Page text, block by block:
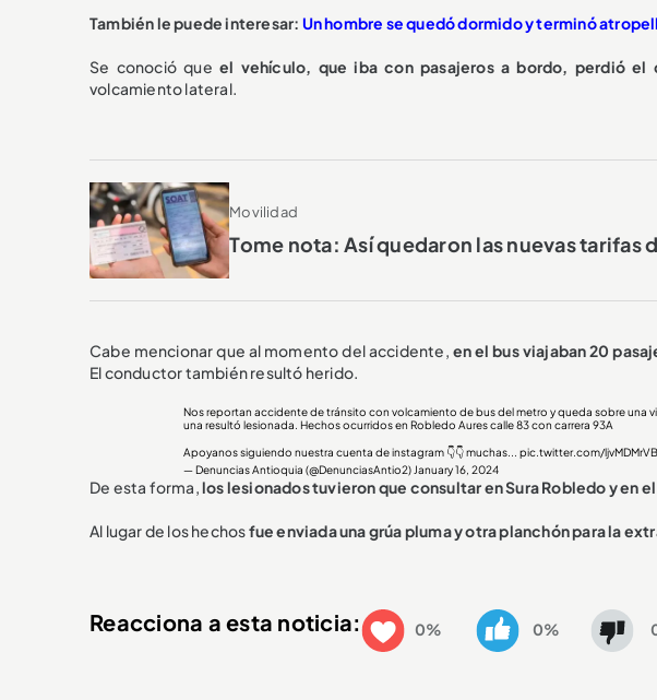
También le puede interesar: Un hombre se quedó dormido y terminó
Se conoció que el vehículo, que iba con pasajeros a bordo, perdió el
volcamiento lateral.
Movilidad
Tome nota: Así quedaron las nuevas tarifas
Cabe mencionar que al momento del accidente, en el bus viajaban 20
El conductor también resultó herido.
Nos reportan accidente de tránsito con volcamiento de bus del metro y queda sobre una
una resultó lesionada. Hechos ocurridos en Robledo Aures calle 83 con carrera 93A
Apoyanos siguiendo nuestra cuenta de instagram 👇👇 muchas... pic.twitter.com/
— Denuncias Antioquia (@DenunciasAntio2) January 16, 2024
De esta forma,los lesionados tuvieron que consultar en Sura Robledo y en
Al lugar de los hechosfue enviada una grúa pluma y otra planchón para la
Reacciona a esta noticia: 0% 0%